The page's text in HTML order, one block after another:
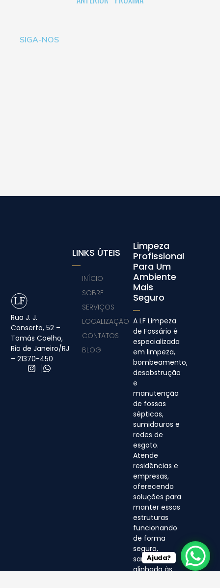
SIGA-NOS
Rua J. J.
Conserto, 52 –
Tomás Coelho,
Rio de Janeiro/RJ
– 21370-450
Limpeza
Profissional
Para Um
Ambiente
Mais
Seguro
A LF Limpeza
de Fossário é
especializada
em limpeza,
bombeamento,
desobstrução
e
manutenção
de fossas
sépticas,
sumidouros e
redes de
esgoto.
Atende
residências e
empresas,
oferecendo
soluções para
manter essas
estruturas
funcionando
de forma
segura,
sanitária e
alinhada às
LINKS ÚTEIS
INÍCIO
SOBRE
SERVIÇOS
LOCALIZAÇÃO
CONTATOS
BLOG
Ajuda?